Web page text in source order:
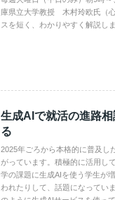
庫県立大学教授 木村玲欧氏（
スを短く、わかりやすく解説しま
生成AIで就活の進路
る
2025年ごろから本格的に普及し
がっています。積極的に活用し
学の課題に生成AIを使う学生が
われたりして、話題になってい